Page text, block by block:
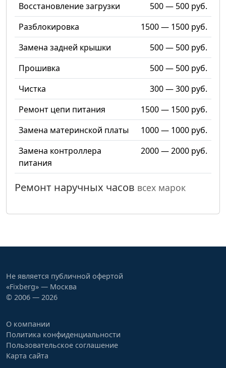
Восстановление загрузки
500 — 500 руб.
Разблокировка
1500 — 1500 руб.
Замена задней крышки
500 — 500 руб.
Прошивка
500 — 500 руб.
Чистка
300 — 300 руб.
Ремонт цепи питания
1500 — 1500 руб.
Замена материнской платы
1000 — 1000 руб.
Замена контроллера
питания
2000 — 2000 руб.
Ремонт наручных часов всех марок
Не является публичной офертой
«Fixberg» — Москва
© 2006 — 2026
О компании
Политика конфиденциальности
Пользовательское соглашение
Карта сайта